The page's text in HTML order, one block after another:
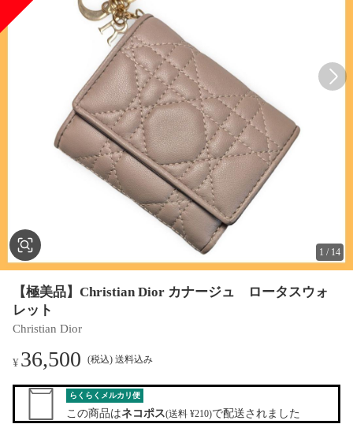
1 / 14
【極美品】Christian Dior カナージュ ロータスウォ
レット
Christian Dior
¥36,500 (税込) 送料込み
らくらくメルカリ便
この商品はネコポス(送料 ¥210)で配送されました